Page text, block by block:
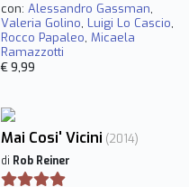
con: Alessandro Gassman,
Valeria Golino, Luigi Lo Cascio,
Rocco Papaleo, Micaela
Ramazzotti
€ 9,99
Mai Cosi' Vicini (2014)
di Rob Reiner